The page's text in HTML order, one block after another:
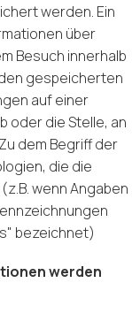
werden. Ein
über
Besuch innerhalb
gespeicherten
auf einer
oder die Stelle, an
dem Begriff der
die die
wenn Angaben
bezeichnet)
werden